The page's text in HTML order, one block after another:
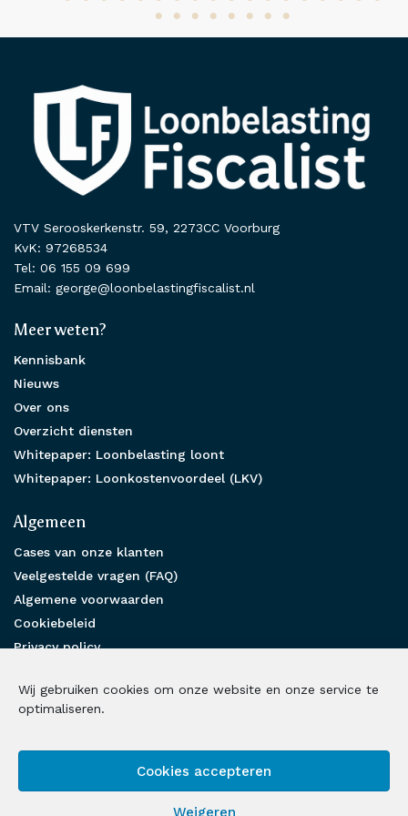
Wij gebruiken cookies om onze website en onze service te
optimaliseren.
Cookies accepteren
Weigeren
VTV Serooskerkenstr. 59, 2273CC Voorburg
KvK: 97268534
Tel: 06 155 09 699
Email: george@loonbelastingfiscalist.nl
Meer weten?
Kennisbank
Nieuws
Over ons
Overzicht diensten
Whitepaper: Loonbelasting loont
Whitepaper: Loonkostenvoordeel (LKV)
Algemeen
Cases van onze klanten
Veelgestelde vragen (FAQ)
Algemene voorwaarden
Cookiebeleid
Privacy policy
Benieuwd hoe wij u kunnen helpen?
Volg ons op social media